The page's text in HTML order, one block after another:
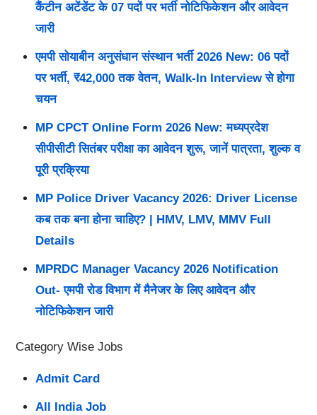
कैंटीन अटेंडेंट के 07 पदों पर भर्ती नोटिफिकेशन और आवेदन
जारी
एमपी सोयाबीन अनुसंधान संस्थान भर्ती 2026 New: 06 पदों
पर भर्ती, ₹42,000 तक वेतन, Walk-In Interview से होगा
चयन
MP CPCT Online Form 2026 New: मध्यप्रदेश
सीपीसीटी सितंबर परीक्षा का आवेदन शुरू, जानें पात्रता, शुल्क व
पूरी प्रक्रिया
MP Police Driver Vacancy 2026: Driver License
कब तक बना होना चाहिए? | HMV, LMV, MMV Full
Details
MPRDC Manager Vacancy 2026 Notification
Out- एमपी रोड विभाग में मैनेजर के लिए आवेदन और
नोटिफिकेशन जारी
Category Wise Jobs
Admit Card
All India Job